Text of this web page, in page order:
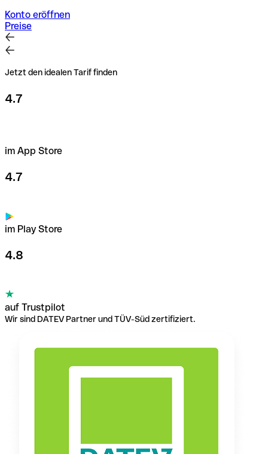
Konto eröffnen
Preise
Jetzt den idealen Tarif finden
4.7
im App Store
4.7
im Play Store
4.8
auf Trustpilot
Wir sind DATEV Partner und TÜV-Süd zertifiziert.